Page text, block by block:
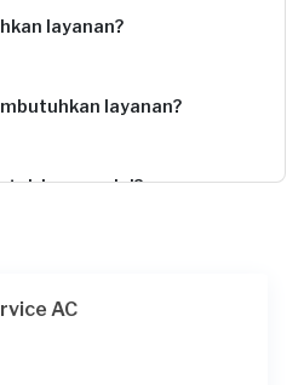
layanan?
layanan?
layanan ini?
layanan)
AC